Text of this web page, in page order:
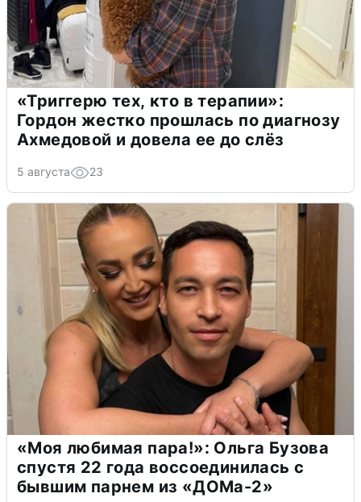
«Триггерю тех, кто в терапии»:
Гордон жестко прошлась по диагнозу
Ахмедовой и довела ее до слёз
5 августа 23
«Моя любимая пара!»: Ольга Бузова
спустя 22 года воссоединилась с
бывшим парнем из «ДОМа-2»